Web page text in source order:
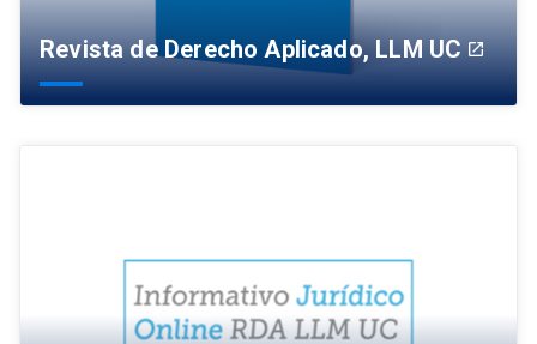
Revista de Derecho Aplicado, LLM UC launch